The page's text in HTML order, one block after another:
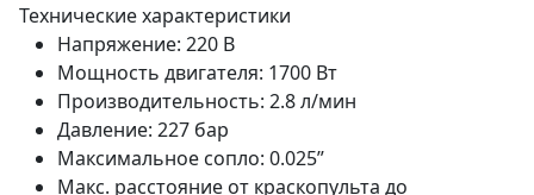
Технические характеристики
Напряжение: 220 В
Мощность двигателя: 1700 Вт
Производительность: 2.8 л/мин
Давление: 227 бар
Максимальное сопло: 0.025”
Макс. расстояние от краскопульта до